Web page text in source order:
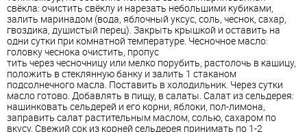
свёкла: очистить свёклу и нарезать небольшими кубиками,
залить маринадом (вода, яблочный уксус, соль, чеснок, сахар,
гвоздика, душистый перец). Закрыть крышкой и оставить на
одни сутки при комнатной температуре. Чесночное масло:
головку чеснока очистить, пропус
тить через чесночницу или мелко порубить, растолочь в кашицу,
положить в стеклянную банку и залить 1 стаканом
подсолнечного масла. Поставить в холодильник. Через сутки
масло готово. Добавлять в пищу, в салаты. Салат из сельдерея:
нашинковать сельдерей и его корни, яблоки, пол-лимона,
заправить салат растительным маслом, солью, сахаром по
вкусу. Свежий сок из корней сельдерея принимать по 1-2